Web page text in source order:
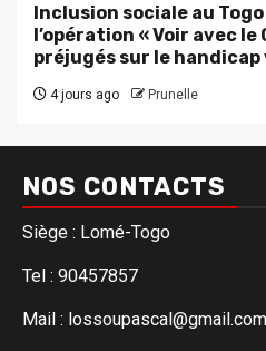
Inclusion sociale au Togo
l’opération « Voir avec
préjugés sur le handicap
4 jours ago Prunelle
NOS CONTACTS
Siège : Lomé-Togo
Tel : 90457857
Mail : lossoupascal@gmail.com